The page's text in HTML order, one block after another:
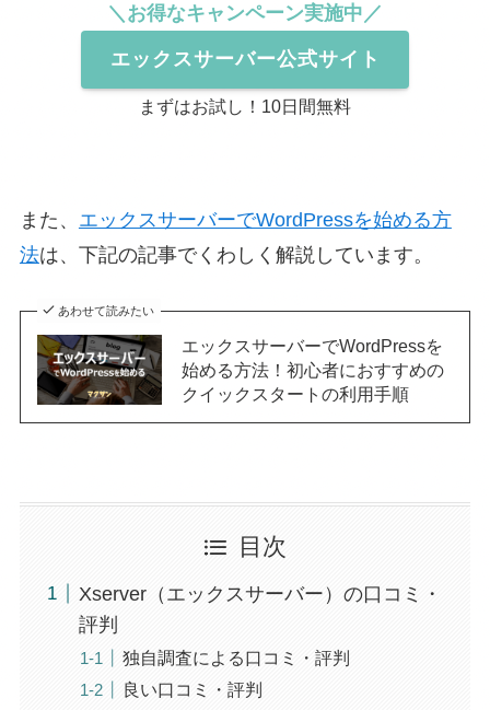
＼お得なキャンペーン実施中／
エックスサーバー公式サイト
まずはお試し！10日間無料
また、 エックスサーバーでWordPressを始める方
法は、下記の記事でくわしく解説しています。
あわせて読みたい
エックスサーバーでWordPressを
始める方法！初心者におすすめの
クイックスタートの利用手順
目次
Xserver（エックスサーバー）の口コミ・
評判
独自調査による口コミ・評判
良い口コミ・評判